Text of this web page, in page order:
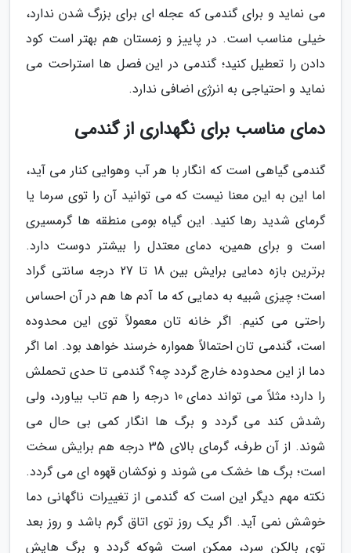
می نماید و برای گندمی که عجله ای برای بزرگ شدن ندارد،
خیلی مناسب است. در پاییز و زمستان هم بهتر است کود
دادن را تعطیل کنید؛ گندمی در این فصل ها استراحت می
نماید و احتیاجی به انرژی اضافی ندارد.
دمای مناسب برای نگهداری از گندمی
گندمی گیاهی است که انگار با هر آب وهوایی کنار می آید،
اما این به این معنا نیست که می توانید آن را توی سرما یا
گرمای شدید رها کنید. این گیاه بومی منطقه ها گرمسیری
است و برای همین، دمای معتدل را بیشتر دوست دارد.
برترین بازه دمایی برایش بین 18 تا 27 درجه سانتی گراد
است؛ چیزی شبیه به دمایی که ما آدم ها هم در آن احساس
راحتی می کنیم. اگر خانه تان معمولاً توی این محدوده
است، گندمی تان احتمالاً همواره خرسند خواهد بود. اما اگر
دما از این محدوده خارج گردد چه؟ گندمی تا حدی تحملش
را دارد؛ مثلاً می تواند دمای 10 درجه را هم تاب بیاورد، ولی
رشدش کند می گردد و برگ ها انگار کمی بی حال می
شوند. از آن طرف، گرمای بالای 35 درجه هم برایش سخت
است؛ برگ ها خشک می شوند و نوکشان قهوه ای می گردد.
نکته مهم دیگر این است که گندمی از تغییرات ناگهانی دما
خوشش نمی آید. اگر یک روز توی اتاق گرم باشد و روز بعد
توی بالکن سرد، ممکن است شوکه گردد و برگ هایش